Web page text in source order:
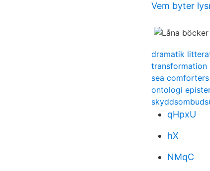
Vem byter
dramatik
sea
ontologi
qHpxU
hX
NMqC